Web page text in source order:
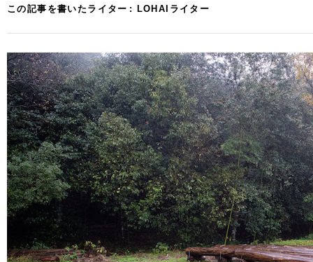
この記事を書いたライター LOHAIライター